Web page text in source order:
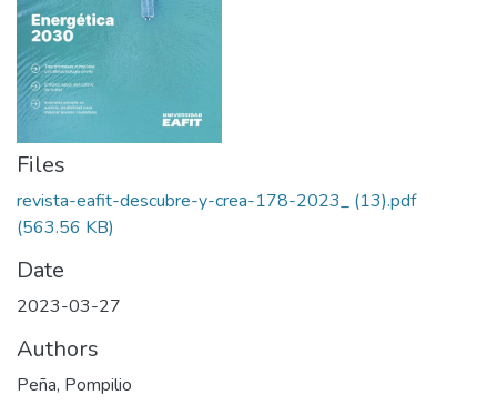
Files
revista-eafit-descubre-y-crea-178-2023_ (13).pdf
(563.56 KB)
Date
2023-03-27
Authors
Peña, Pompilio